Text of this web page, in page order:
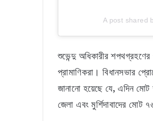
A post shared
শুভেন্দু অধিকারীর
প্রামাণিকরা। বিধানসভার
জানানো হয়েছে যে, এদিন মোট
জেলা এবং মুর্শিদাবাদের